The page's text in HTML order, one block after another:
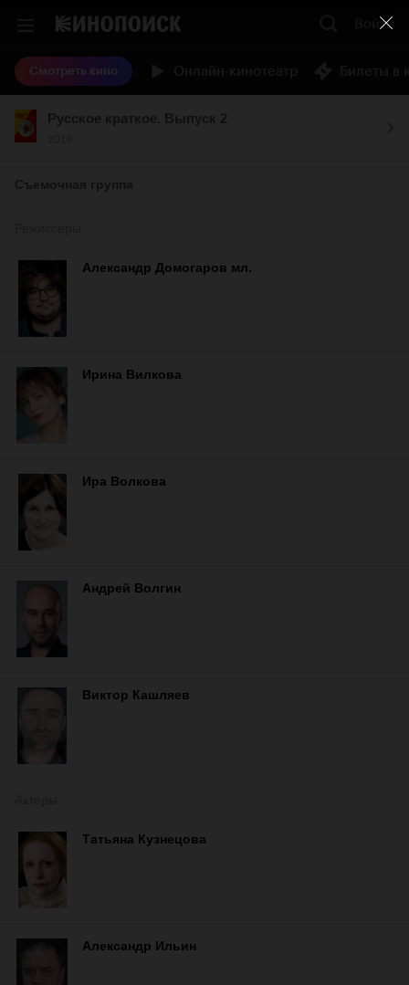
Войти
Смотреть кино
Александр Домогаров мл.
Ирина Вилкова
Ира Волкова
Андрей Волгин
Виктор Кашляев
Татьяна Кузнецова
Александр Ильин